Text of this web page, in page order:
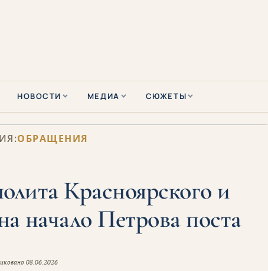
НОВОСТИ МЕДИА СЮЖЕТЫ
ОБРАЩЕНИЯ
Красноярского и
начало Петрова поста
08.06.2026